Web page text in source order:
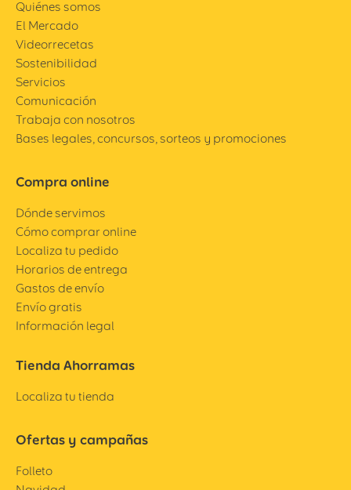
Quiénes somos
El Mercado
Videorrecetas
Sostenibilidad
Servicios
Comunicación
Trabaja con nosotros
Bases legales, concursos, sorteos y promociones
Compra online
Dónde servimos
Cómo comprar online
Localiza tu pedido
Horarios de entrega
Gastos de envío
Envío gratis
Información legal
Tienda Ahorramas
Localiza tu tienda
Ofertas y campañas
Folleto